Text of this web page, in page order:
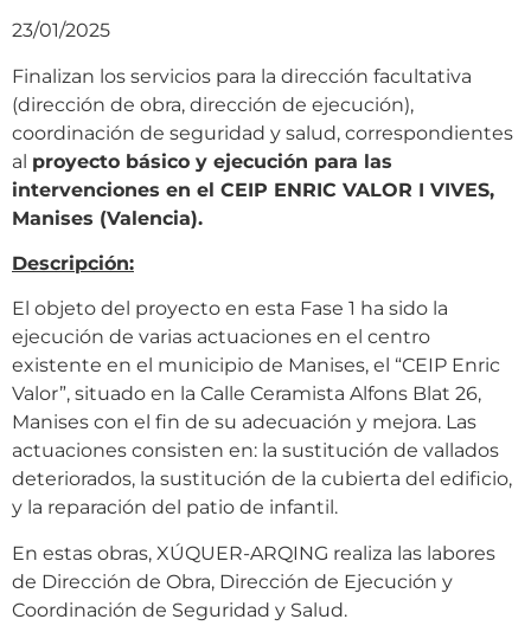
23/01/2025
Finalizan los servicios para la dirección facultativa
(dirección de obra, dirección de ejecución),
coordinación de seguridad y salud, correspondientes
al proyecto básico y ejecución para las
intervenciones en el CEIP ENRIC VALOR I VIVES,
Manises (Valencia).
Descripción:
El objeto del proyecto en esta Fase 1 ha sido la
ejecución de varias actuaciones en el centro
existente en el municipio de Manises, el “CEIP Enric
Valor”, situado en la Calle Ceramista Alfons Blat 26,
Manises con el fin de su adecuación y mejora. Las
actuaciones consisten en: la sustitución de vallados
deteriorados, la sustitución de la cubierta del edificio,
y la reparación del patio de infantil.
En estas obras, XÚQUER-ARQING realiza las labores
de Dirección de Obra, Dirección de Ejecución y
Coordinación de Seguridad y Salud.